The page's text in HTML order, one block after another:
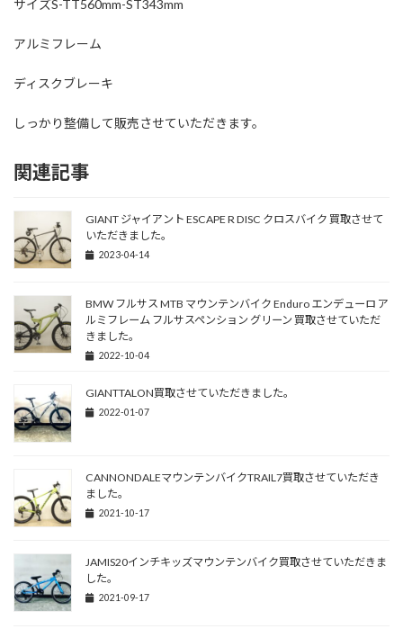
サイズS-TT560mm-ST343mm
アルミフレーム
ディスクブレーキ
しっかり整備して販売させていただきます。
関連記事
GIANT ジャイアント ESCAPE R DISC クロスバイク 買取させて
いただきました。
2023-04-14
BMW フルサス MTB マウンテンバイク Enduro エンデューロ ア
ルミフレーム フルサスペンション グリーン 買取させていただ
きました。
2022-10-04
GIANTTALON買取させていただきました。
2022-01-07
CANNONDALEマウンテンバイクTRAIL7買取させていただき
ました。
2021-10-17
JAMIS20インチキッズマウンテンバイク買取させていただきま
した。
2021-09-17